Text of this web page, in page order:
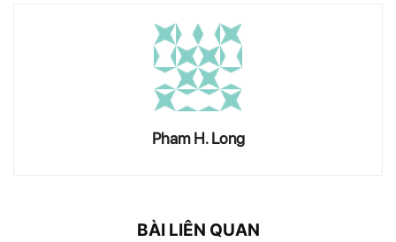
Pham H. Long
BÀI LIÊN QUAN